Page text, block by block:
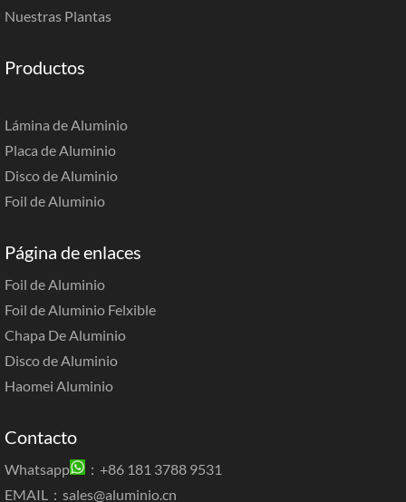
Nuestras Plantas
Productos
Lámina de Aluminio
Placa de Aluminio
Disco de Aluminio
Foil de Aluminio
Página de enlaces
Foil de Aluminio
Foil de Aluminio Felxible
Chapa De Aluminio
Disco de Aluminio
Haomei Aluminio
Contacto
Whatsapp
：+86 181 3788 9531
EMAIL： sales@aluminio.cn